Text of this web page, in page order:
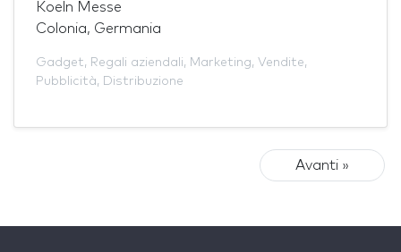
Koeln Messe
Colonia, Germania
Gadget, Regali aziendali, Marketing, Vendite,
Pubblicità, Distribuzione
Avanti »